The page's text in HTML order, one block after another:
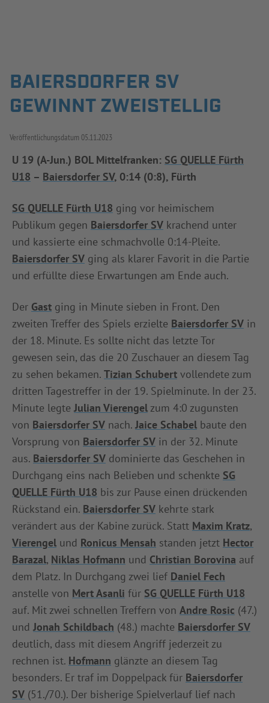
ERGEBNISSE & WETTBEWERBE
NEUIGKEITEN
AUSBILDUNG & FÖRDERUNG
DER VERBAND
INFOTHEK SPIELPLUS
BAIERSDORFER SV
GEWINNT ZWEISTELLIG
Veröffentlichungsdatum 05.11.2023
U 19 (A-Jun.) BOL Mittelfranken: SG QUELLE Fürth
U18 – Baiersdorfer SV, 0:14 (0:8), Fürth
SG QUELLE Fürth U18 ging vor heimischem
Publikum gegen Baiersdorfer SV krachend unter
und kassierte eine schmachvolle 0:14-Pleite.
Baiersdorfer SV ging als klarer Favorit in die Partie
und erfüllte diese Erwartungen am Ende auch.
Der Gast ging in Minute sieben in Front. Den
zweiten Treffer des Spiels erzielte Baiersdorfer SV in
der 18. Minute. Es sollte nicht das letzte Tor
gewesen sein, das die 20 Zuschauer an diesem Tag
zu sehen bekamen. Tizian Schubert vollendete zum
dritten Tagestreffer in der 19. Spielminute. In der 23.
Minute legte Julian Vierengel zum 4:0 zugunsten
von Baiersdorfer SV nach. Jaice Schabel baute den
Vorsprung von Baiersdorfer SV in der 32. Minute
aus. Baiersdorfer SV dominierte das Geschehen in
Durchgang eins nach Belieben und schenkte SG
QUELLE Fürth U18 bis zur Pause einen drückenden
Rückstand ein. Baiersdorfer SV kehrte stark
verändert aus der Kabine zurück. Statt Maxim Kratz,
Vierengel und Ronicus Mensah standen jetzt Hector
Barazal, Niklas Hofmann und Christian Borovina auf
dem Platz. In Durchgang zwei lief Daniel Fech
anstelle von Mert Asanli für SG QUELLE Fürth U18
auf. Mit zwei schnellen Treffern von Andre Rosic (47.)
und Jonah Schildbach (48.) machte Baiersdorfer SV
deutlich, dass mit diesem Angriff jederzeit zu
rechnen ist. Hofmann glänzte an diesem Tag
besonders. Er traf im Doppelpack für Baiersdorfer
SV (51./70.). Der bisherige Spielverlauf lief nach